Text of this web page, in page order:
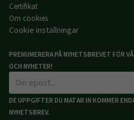
Certifikat
Om cookies
Cookie inställningar
PRENUMERERA PÅ NYHETSBREVET FÖR
OCH NYHETER!
DE UPPGIFTER DU MATAR IN KOMMER
NYHETSBREV.